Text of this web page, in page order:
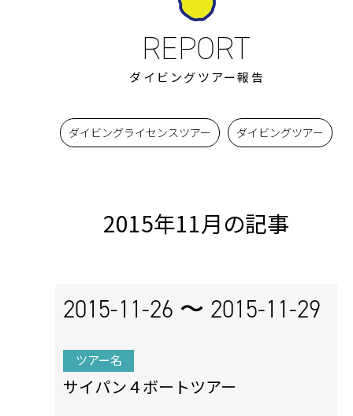
ダイビングツアー報告
ダイビングライセンスツアー ダイビングツアー
2015年11月の記事
2015-11-26 〜 2015-11-29
ツアー名
サイパン４ボートツアー